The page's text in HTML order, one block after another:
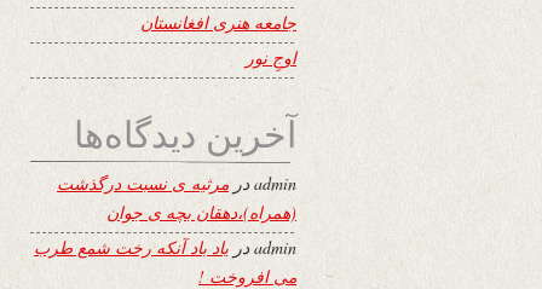
جامعه هنری افغانستان
اوجِ نور
آخرین دیدگاه‌ها
adminدر مرثیه ی نسبت درگذشت
(همراه)،دهقان بچه ی جوان
admin در یاد باد آنکه رخت شمع طرب
می افروخت !